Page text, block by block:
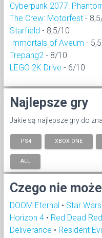
Cyberpunk 2077:
The Crew: Motorfest -
Starfield - 8,5/10
Immortals of Aveum -
Trepang2 - 8/10
LEGO 2K Drive - 6/10
Najlepsze gry
Jakie są najlepsze gry do
PS4 XBOX ONE
ALL
Czego nie
DOOM Eternal • Star
Horizon 4 • Red Dead
Deliverance • Resident